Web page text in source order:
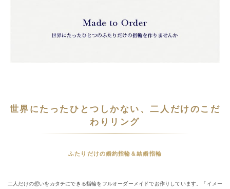
世界にたったひとつしかない、二人だけのこだ
わりリング
ふたりだけの婚約指輪＆結婚指輪
二人だけの想いをカタチにできる指輪をフルオーダーメイドでお作りしています。「イメー